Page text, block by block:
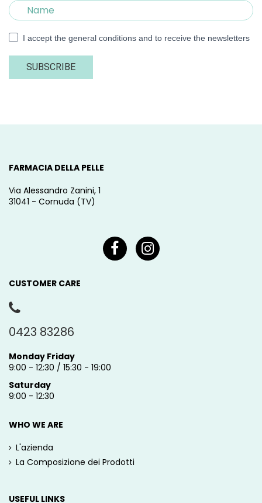
I accept the general conditions and to receive the newsletters
SUBSCRIBE
FARMACIA DELLA PELLE
Via Alessandro Zanini, 1
31041 - Cornuda (TV)
CUSTOMER CARE
0423 83286
Monday Friday
9:00 - 12:30 / 15:30 - 19:00
Saturday
9:00 - 12:30
WHO WE ARE
L'azienda
La Composizione dei Prodotti
USEFUL LINKS